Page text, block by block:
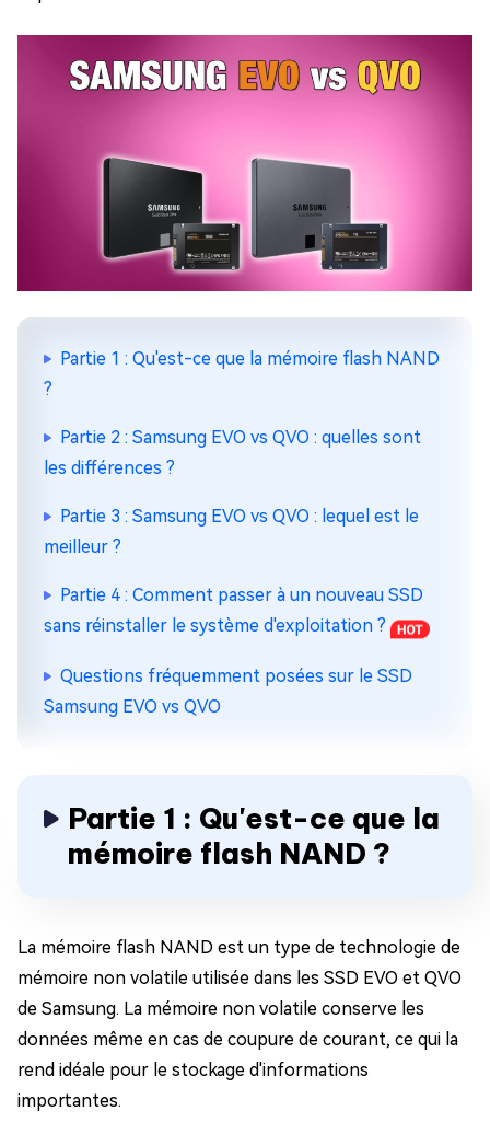
Partie 1 : Qu'est-ce que la mémoire flash NAND
?
Partie 2 : Samsung EVO vs QVO : quelles sont
les différences ?
Partie 3 : Samsung EVO vs QVO : lequel est le
meilleur ?
Partie 4 : Comment passer à un nouveau SSD
sans réinstaller le système d'exploitation ?
Questions fréquemment posées sur le SSD
Samsung EVO vs QVO
Partie 1 : Qu'est-ce que la
mémoire flash NAND ?
La mémoire flash NAND est un type de technologie de
mémoire non volatile utilisée dans les SSD EVO et QVO
de Samsung. La mémoire non volatile conserve les
données même en cas de coupure de courant, ce qui la
rend idéale pour le stockage d'informations
importantes.